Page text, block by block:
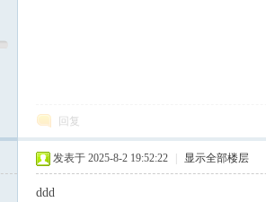
回复
发表于 2025-8-2 19:52:22 显示全部楼层
ddd